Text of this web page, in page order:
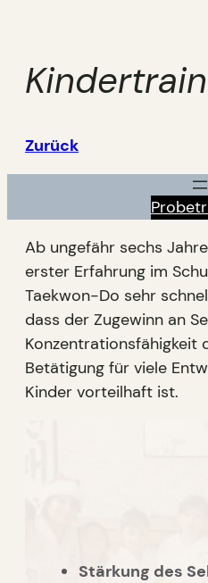
springen
Zurück
Ab ungefähr sechs
erster Erfahrung im
Taekwon-Do sehr
dass der Zugewinn an
Konzentrationsfähigkeit
Betätigung für viele
Kinder vorteilhaft ist.
Stärkung des